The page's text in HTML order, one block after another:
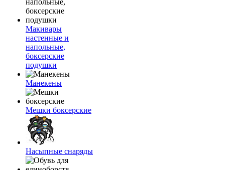
Макивары
настенные и
напольные,
боксерские
подушки
Манекены
Мешки боксерские
Насыпные снаряды